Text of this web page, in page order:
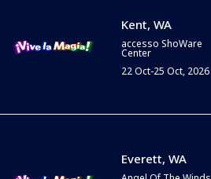
Kent, WA
accesso ShoWare
Center
22 Oct-25 Oct, 2026
Everett, WA